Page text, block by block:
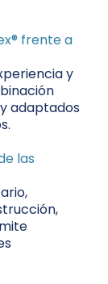
frente a
y
adaptados
las